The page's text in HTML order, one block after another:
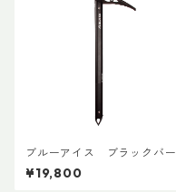
ブルーアイス ブラックバー
ド
¥19,800